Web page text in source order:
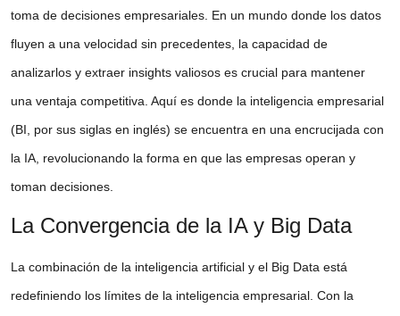
toma de decisiones empresariales. En un mundo donde los datos
fluyen a una velocidad sin precedentes, la capacidad de
analizarlos y extraer insights valiosos es crucial para mantener
una ventaja competitiva. Aquí es donde la inteligencia empresarial
(BI, por sus siglas en inglés) se encuentra en una encrucijada con
la IA, revolucionando la forma en que las empresas operan y
toman decisiones.
La Convergencia de la IA y Big Data
La combinación de la inteligencia artificial y el Big Data está
redefiniendo los límites de la inteligencia empresarial. Con la